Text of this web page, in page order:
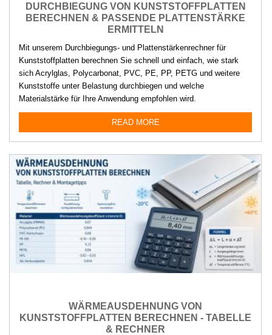
DURCHBIEGUNG VON KUNSTSTOFFPLATTEN
BERECHNEN & PASSENDE PLATTENSTÄRKE
ERMITTELN
Mit unserem Durchbiegungs- und Plattenstärkenrechner für
Kunststoffplatten berechnen Sie schnell und einfach, wie stark
sich Acrylglas, Polycarbonat, PVC, PE, PP, PETG und weitere
Kunststoffe unter Belastung durchbiegen und welche
Materialstärke für Ihre Anwendung empfohlen wird.
READ MORE
WÄRMEAUSDEHNUNG VON
KUNSTSTOFFPLATTEN BERECHNEN - TABELLE
& RECHNER